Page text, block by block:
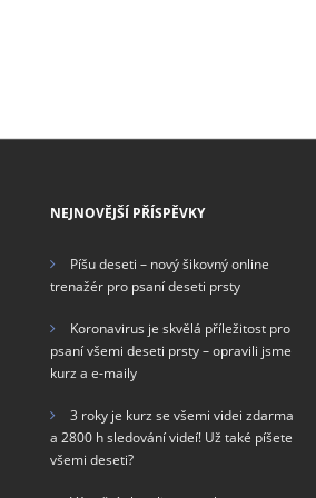
NEJNOVĚJŠÍ PŘÍSPĚVKY
Píšu deseti – nový šikovný online
trenažér pro psaní deseti prsty
Koronavirus je skvělá příležitost pro
psaní všemi deseti prsty – opravili jsme
kurz a e-maily
3 roky je kurz se všemi videi zdarma
a 2800 h sledování videí! Už také píšete
všemi deseti?